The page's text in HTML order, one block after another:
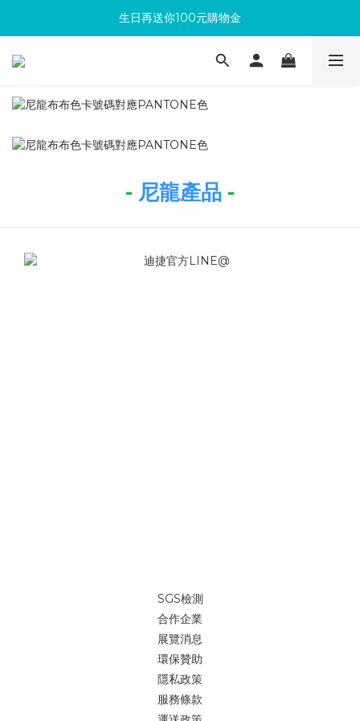
滿300回饋10%購物金
生日再送你100元購物金
加入成為新會員 馬上領取50元購物金
- 尼龍產品 -
SGS檢測
合作企業
展覽消息
環保贊助
隱私政策
服務條款